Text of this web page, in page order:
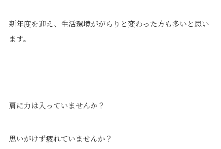
新年度を迎え、生活環境ががらりと変わった方も多いと思い
ます。
肩に力は入っていませんか？
思いがけず疲れていませんか？